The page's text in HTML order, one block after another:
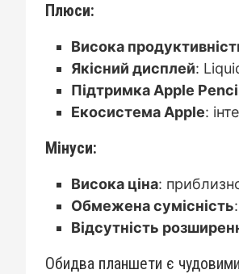
Плюси:
Висока
Якісний дисплей:
Підтримка Apple
Екосистема Apple:
Мінуси:
Висока ціна:
Обмежена сумісність
Відсутність
Обидва планшети є